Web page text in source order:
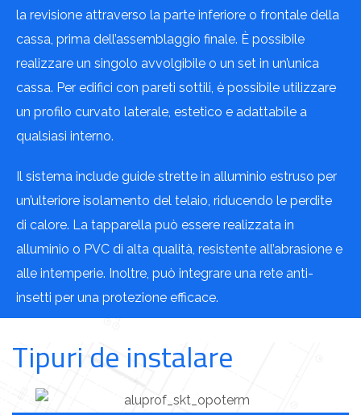
la revisione attraverso la parte inferiore o frontale della
cassa, prima dell’assemblaggio finale. È possibile
realizzare un singolo avvolgibile o un set in un’unica
cassa. Per edifici con pareti sottili, è possibile utilizzare
un profilo curvato laterale, estetico e adattabile a
qualsiasi interno.
Il sistema include guide strette in alluminio estruso per
un’ulteriore isolamento del telaio, riducendo le perdite
di calore. La tapparella può essere realizzata in
alluminio o PVC di alta qualità, resistente all’abrasione e
alle intemperie. Inoltre, può integrare una rete anti-
insetti per una protezione efficace.
Tipuri de instalare​